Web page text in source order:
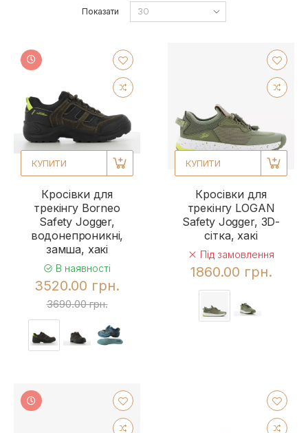
Показати
КУПИТИ
Кросівки для
трекінгу Borneo
Safety Jogger,
водонепроникні,
замша, хакі
В наявності
3520.00 грн.
3690.00 грн.
КУПИТИ
Кросівки для
трекінгу LOGAN
Safety Jogger, 3D-
сітка, хакі
Під замовлення
1860.00 грн.